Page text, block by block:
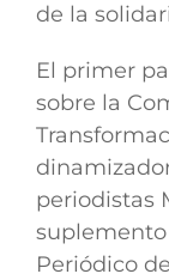
de la
El primer
sobre la
periodistas
Periódico